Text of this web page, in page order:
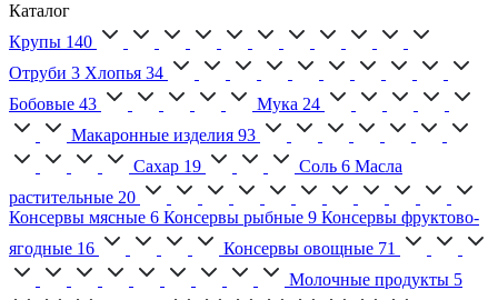
Каталог
Крупы 140
Отруби 3 Хлопья 34
Бобовые 43 Мука 24
Макаронные изделия 93
Сахар 19 Соль 6 Масла
растительные 20
Консервы мясные 6 Консервы рыбные 9 Консервы фруктово-
ягодные 16 Консервы овощные 71
Молочные продукты 5